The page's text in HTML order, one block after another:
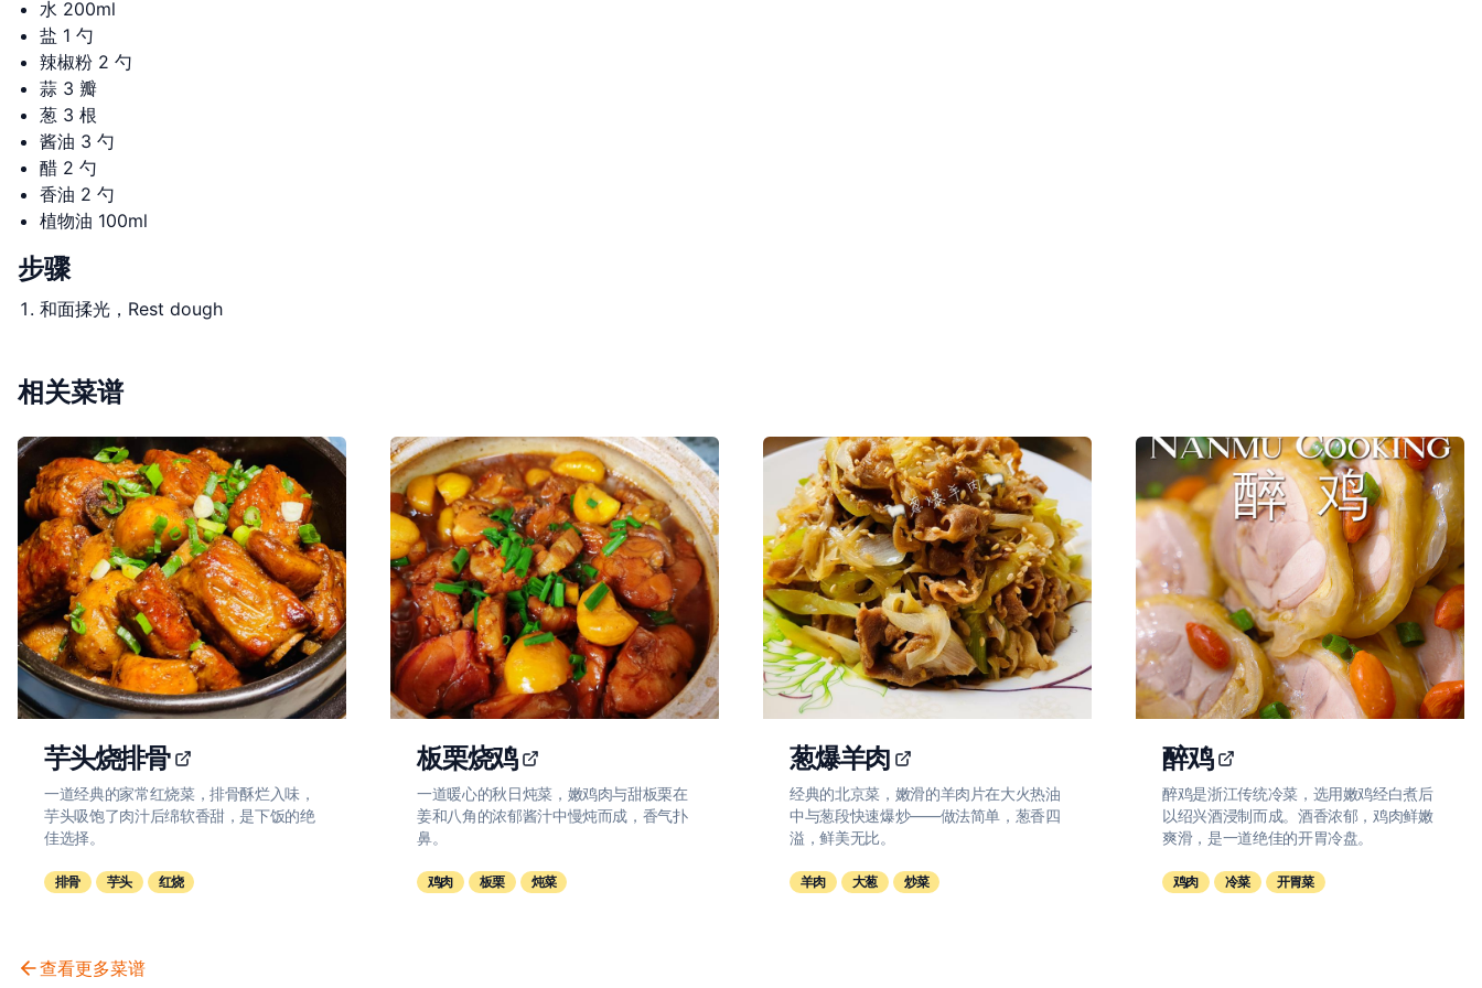
水 200ml
盐 1 勺
辣椒粉 2 勺
蒜 3 瓣
葱 3 根
酱油 3 勺
醋 2 勺
香油 2 勺
植物油 100ml
步骤
和面揉光，Rest dough
相关菜谱
芋头烧排骨
一道经典的家常红烧菜，排骨酥烂入味，
芋头吸饱了肉汁后绵软香甜，是下饭的绝
佳选择。
排骨 芋头 红烧
板栗烧鸡
一道暖心的秋日炖菜，嫩鸡肉与甜板栗在
姜和八角的浓郁酱汁中慢炖而成，香气扑
鼻。
鸡肉 板栗 炖菜
葱爆羊肉
经典的北京菜，嫩滑的羊肉片在大火热油
中与葱段快速爆炒——做法简单，葱香四
溢，鲜美无比。
羊肉 大葱 炒菜
醉鸡
醉鸡是浙江传统冷菜，选用嫩鸡经白煮后
以绍兴酒浸制而成。酒香浓郁，鸡肉鲜嫩
爽滑，是一道绝佳的开胃冷盘。
鸡肉 冷菜 开胃菜
查看更多菜谱